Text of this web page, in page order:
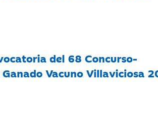
del 68 Concurso-
Ganado Vacuno Villaviciosa